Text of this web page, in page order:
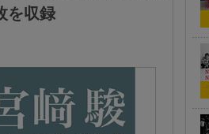
を収録